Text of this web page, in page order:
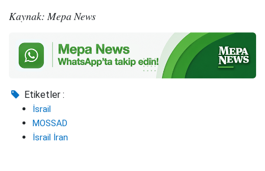
Kaynak: Mepa News
Etiketler :
İsrail
MOSSAD
İsrail İran